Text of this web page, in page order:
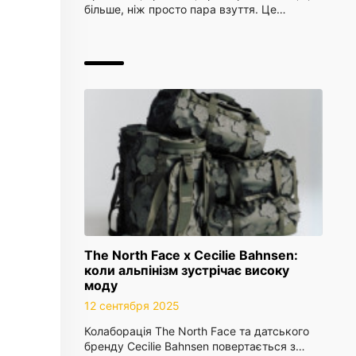
більше, ніж просто пара взуття. Це…
The North Face x Cecilie Bahnsen:
коли альпінізм зустрічає високу
моду
12 сентября 2025
Колаборація The North Face та датського
бренду Cecilie Bahnsen повертається з…